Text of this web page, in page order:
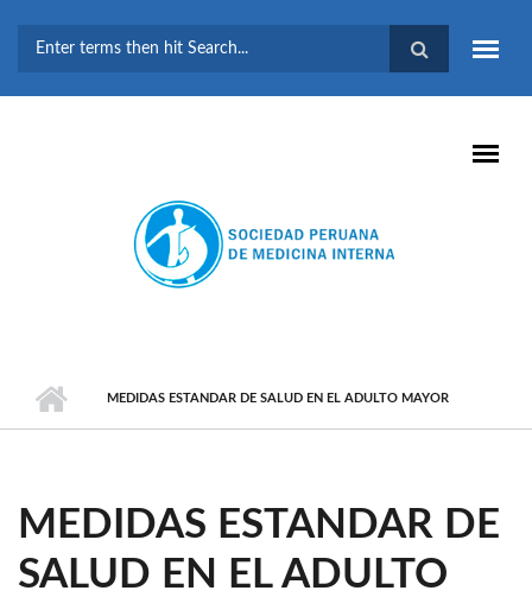
BÚSQUEDA
MEDIDAS ESTANDAR DE SALUD EN EL ADULTO MAYOR
MEDIDAS ESTANDAR DE
SALUD EN EL ADULTO